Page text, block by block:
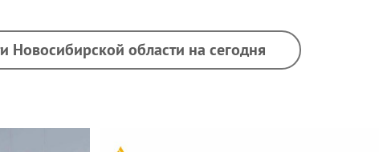
Новосибирской области на сегодня